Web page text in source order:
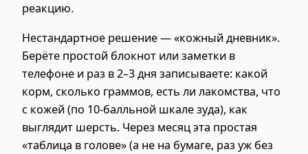
реакцию.
Нестандартное решение — «кожный дневник».
Берёте простой блокнот или заметки в
телефоне и раз в 2–3 дня записываете: какой
корм, сколько граммов, есть ли лакомства, что
с кожей (по 10-балльной шкале зуда), как
выглядит шерсть. Через месяц эта простая
«таблица в голове» (а не на бумаге, раз уж без